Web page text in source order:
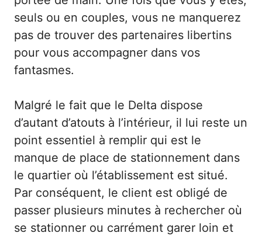
seuls ou en couples, vous ne manquerez
pas de trouver des partenaires libertins
pour vous accompagner dans vos
fantasmes.
Malgré le fait que le Delta dispose
d’autant d’atouts à l’intérieur, il lui reste un
point essentiel à remplir qui est le
manque de place de stationnement dans
le quartier où l’établissement est situé.
Par conséquent, le client est obligé de
passer plusieurs minutes à rechercher où
se stationner ou carrément garer loin et